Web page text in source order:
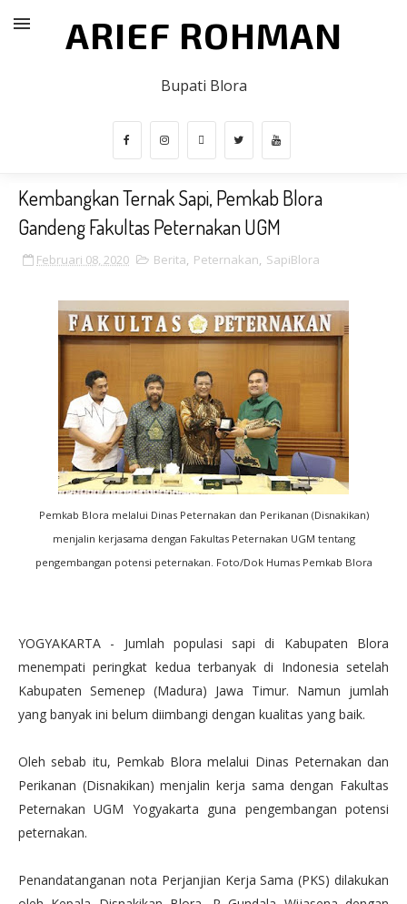
ARIEF ROHMAN
Bupati Blora
Kembangkan Ternak Sapi, Pemkab Blora
Gandeng Fakultas Peternakan UGM
Februari 08, 2020 Berita, Peternakan, SapiBlora
Pemkab Blora melalui Dinas Peternakan dan Perikanan (Disnakikan)
menjalin kerjasama dengan Fakultas Peternakan UGM tentang
pengembangan potensi peternakan. Foto/Dok Humas Pemkab Blora
YOGYAKARTA - Jumlah populasi sapi di Kabupaten Blora
menempati peringkat kedua terbanyak di Indonesia setelah
Kabupaten Semenep (Madura) Jawa Timur. Namun jumlah
yang banyak ini belum diimbangi dengan kualitas yang baik.
Oleh sebab itu, Pemkab Blora melalui Dinas Peternakan dan
Perikanan (Disnakikan) menjalin kerja sama dengan Fakultas
Peternakan UGM Yogyakarta guna pengembangan potensi
peternakan.
Penandatanganan nota Perjanjian Kerja Sama (PKS) dilakukan